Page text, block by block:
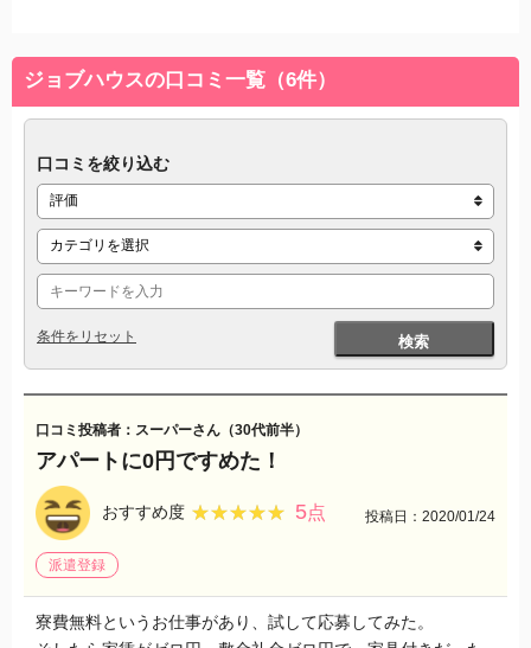
ジョブハウスの口コミ一覧（6件）
口コミを絞り込む
検索
条件をリセット
口コミ投稿者：スーパーさん（30代前半）
アパートに0円ですめた！
おすすめ度 ★★★★★
★★★★★ 5点 投稿日：2020/01/24
派遣登録
寮費無料というお仕事があり、試して応募してみた。